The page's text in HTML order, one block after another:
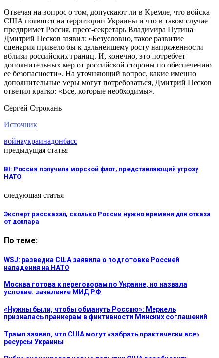
Отвечая на вопрос о том, допускают ли в Кремле, что войска
США появятся на территории Украины и что в таком случае
предпримет Россия, пресс-секретарь Владимира Путина
Дмитрий Песков заявил: «Безусловно, такое развитие
сценария привело бы к дальнейшему росту напряженности
вблизи российских границ. И, конечно, это потребует
дополнительных мер от российской стороны по обеспечению
ее безопасности». На уточняющий вопрос, какие именно
дополнительные меры могут потребоваться, Дмитрий Песков
ответил кратко: «Все, которые необходимы».
Сергей Строкань
Источник
войнаукраинадонбасс
предыдущая статья
BI: Россия получила морской флот, представляющий угрозу
НАТО
следующая статья
Эксперт рассказал, сколько России нужно времени для отказа
от доллара
По теме:
WSJ: разведка США заявила о подготовке Россией
нападения на НАТО
Москва готова к переговорам по Украине, но назвала
условие: заявление МИД РФ
«Нужны были, чтобы обмануть Россию»: Меркель
призналась пранкерам в фиктивности Минских соглашений
Трамп заявил, что США могут «забрать практически все»
ресурсы Украины